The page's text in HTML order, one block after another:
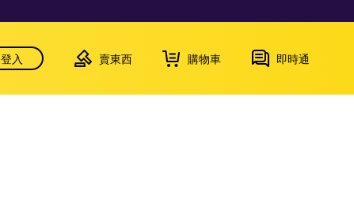
登入 賣東西 購物車 即時通